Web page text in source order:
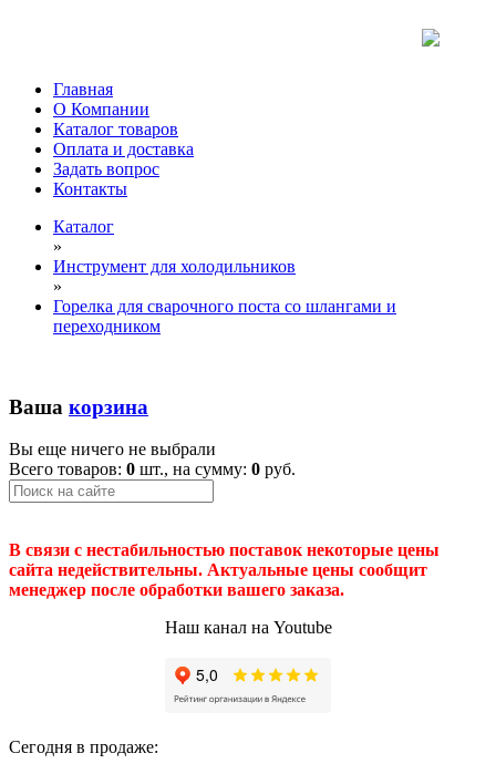
Главная
О Компании
Каталог товаров
Оплата и доставка
Задать вопрос
Контакты
Каталог
»
Инструмент для холодильников
»
Горелка для сварочного поста со шлангами и
переходником
Ваша корзина
Вы еще ничего не выбрали
Всего товаров: 0 шт., на сумму: 0 руб.
В связи с нестабильностью поставок некоторые цены
сайта недействительны. Актуальные цены сообщит
менеджер после обработки вашего заказа.
Наш канал на Youtube
Сегодня в продаже: